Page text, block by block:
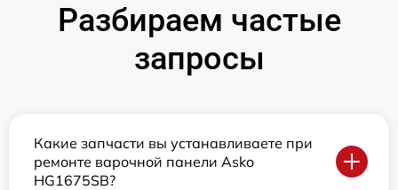
Разбираем частые
запросы
Какие запчасти вы устанавливаете при
ремонте варочной панели Asko
HG1675SB?